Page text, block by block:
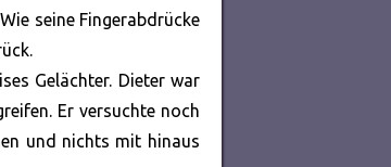
seine Fingerabdrücke
Gelächter. Dieter war
Er versuchte noch
und nichts mit hinaus